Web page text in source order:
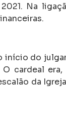
Na
do
cardeal
da